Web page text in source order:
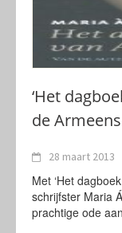
‘Het
de
28 maart 2013
Met ‘Het
schrijfster Maria
prachtige ode